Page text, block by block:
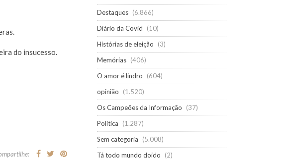
do insucesso.
Destaques (6.866)
Diário da Covid
(10)
Histórias de eleição
(3)
Memórias (406)
O amor é lindro
(604)
opinião
(1.520)
Os Campeões da Informação
(37)
Política
(1.287)
Sem categoria
(5.008)
Tá todo mundo doido
(2)